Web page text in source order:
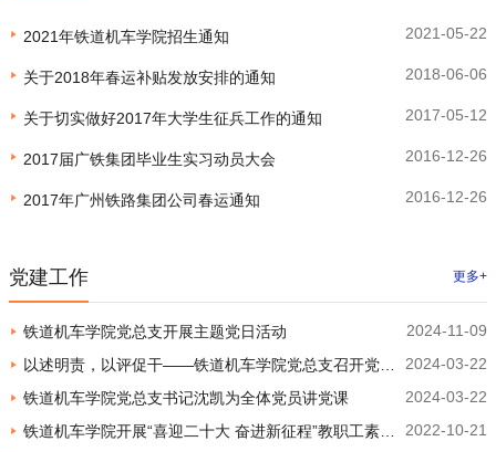
2021年铁道机车学院招生通知 2021-05-22
关于2018年春运补贴发放安排的通知 2018-06-06
关于切实做好2017年大学生征兵工作的通知 2017-05-12
2017届广铁集团毕业生实习动员大会 2016-12-26
2017年广州铁路集团公司春运通知 2016-12-26
党建工作 更多+
铁道机车学院党总支开展主题党日活动
2024-11-09
以述明责，以评促干——铁道机车学院党总支召开党员
大会
2024-03-22
铁道机车学院党总支书记沈凯为全体党员讲党课
2024-03-22
铁道机车学院开展“喜迎二十大 奋进新征程”教职工素质
2022-10-21